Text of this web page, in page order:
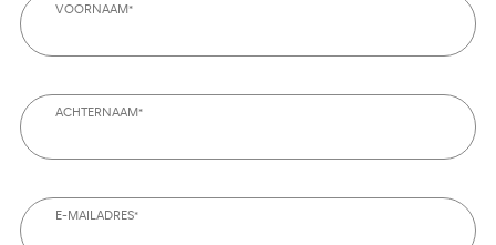
VOORNAAM*
ACHTERNAAM*
E-MAILADRES*